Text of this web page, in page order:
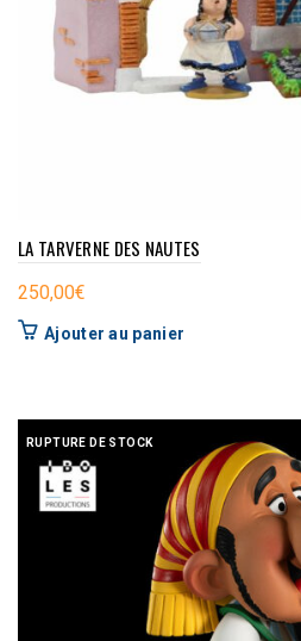
LA TARVERNE DES NAUTES
250,00€
Ajouter au panier
RUPTURE DE STOCK